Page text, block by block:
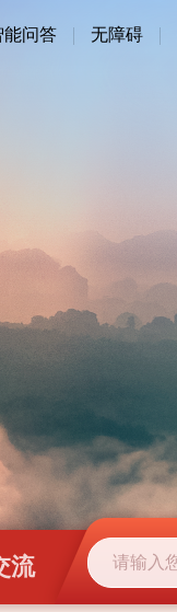
能问答 无障碍
流